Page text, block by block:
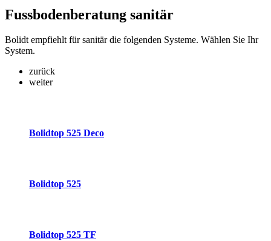
Fussbodenberatung sanitär
Bolidt empfiehlt für sanitär die folgenden Systeme. Wählen Sie Ihr
System.
zurück
weiter
Bolidtop 525 Deco
Bolidtop 525
Bolidtop 525 TF